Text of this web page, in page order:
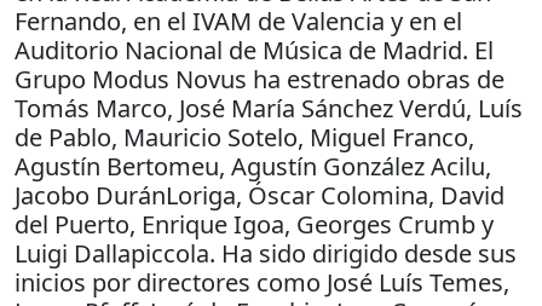
Fernando, en el IVAM de Valencia y en el
Auditorio Nacional de Música de Madrid. El
Grupo Modus Novus ha estrenado obras de
Tomás Marco, José María Sánchez Verdú, Luís
de Pablo, Mauricio Sotelo, Miguel Franco,
Agustín Bertomeu, Agustín González Acilu,
Jacobo DuránLoriga, Óscar Colomina, David
del Puerto, Enrique Igoa, Georges Crumb y
Luigi Dallapiccola. Ha sido dirigido desde sus
inicios por directores como José Luís Temes,